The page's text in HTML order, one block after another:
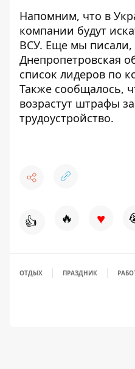
Напомним, что в
компании будут
ВСУ. Еще мы писали,
Днепропетровская
список лидеров по
Также сообщалось,
возрастут штрафы
трудоустройство.
👍 🔥 ♥
ОТДЫХ ПРАЗДНИК